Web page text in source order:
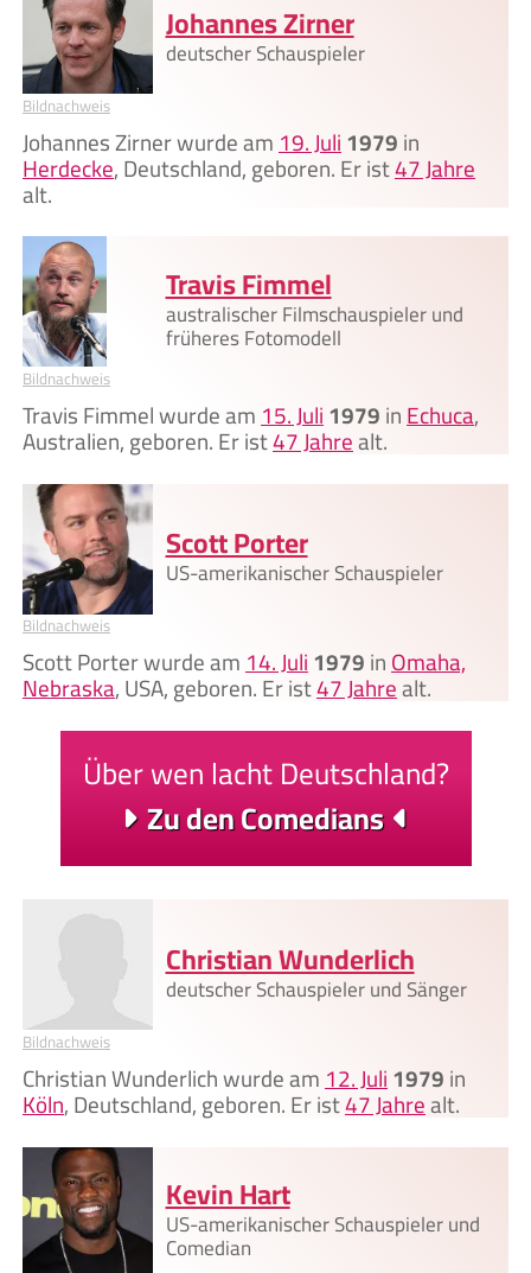
Bildnachweis
Johannes Zirner
deutscher Schauspieler
Johannes Zirner wurde am19. Juli1979in
Herdecke, Deutschland, geboren. Er ist47 Jahre
alt.
Bildnachweis
Travis Fimmel
australischer Filmschauspieler und
früheres Fotomodell
Travis Fimmel wurde am15. Juli1979inEchuca,
Australien, geboren. Er ist47 Jahrealt.
Bildnachweis
Scott Porter
US-amerikanischer Schauspieler
Scott Porter wurde am14. Juli1979inOmaha,
Nebraska, USA, geboren. Er ist47 Jahrealt.
Über wen lacht Deutschland?
Zu den Comedians
Bildnachweis
Christian Wunderlich
deutscher Schauspieler und Sänger
Christian Wunderlich wurde am12. Juli1979in
Köln, Deutschland, geboren. Er ist47 Jahrealt.
Kevin Hart
US-amerikanischer Schauspieler und
Comedian